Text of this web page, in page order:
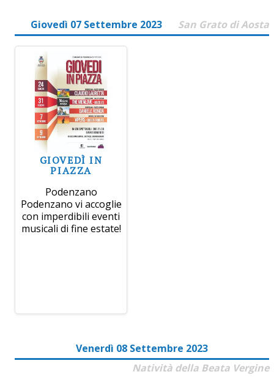
Giovedì 07 Settembre 2023 San Grato di Aosta
GIOVEDÌ IN
PIAZZA
Podenzano
Podenzano vi accoglie
con imperdibili eventi
musicali di fine estate!
Venerdì 08 Settembre 2023
Natività della Beata Vergine